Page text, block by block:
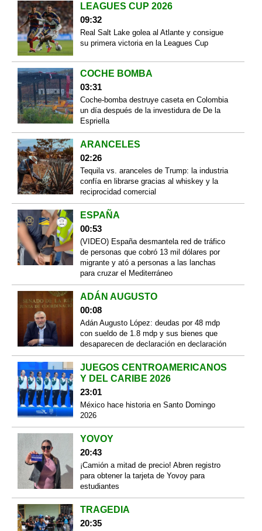
LEAGUES CUP 2026
09:32
Real Salt Lake golea al Atlante y consigue
su primera victoria en la Leagues Cup
COCHE BOMBA
03:31
Coche-bomba destruye caseta en Colombia
un día después de la investidura de De la
Espriella
ARANCELES
02:26
Tequila vs. aranceles de Trump: la industria
confía en librarse gracias al whiskey y la
reciprocidad comercial
ESPAÑA
00:53
(VIDEO) España desmantela red de tráfico
de personas que cobró 13 mil dólares por
migrante y ató a personas a las lanchas
para cruzar el Mediterráneo
ADÁN AUGUSTO
00:08
Adán Augusto López: deudas por 48 mdp
con sueldo de 1.8 mdp y sus bienes que
desaparecen de declaración en declaración
JUEGOS CENTROAMERICANOS
Y DEL CARIBE 2026
23:01
México hace historia en Santo Domingo
2026
YOVOY
20:43
¡Camión a mitad de precio! Abren registro
para obtener la tarjeta de Yovoy para
estudiantes
TRAGEDIA
20:35